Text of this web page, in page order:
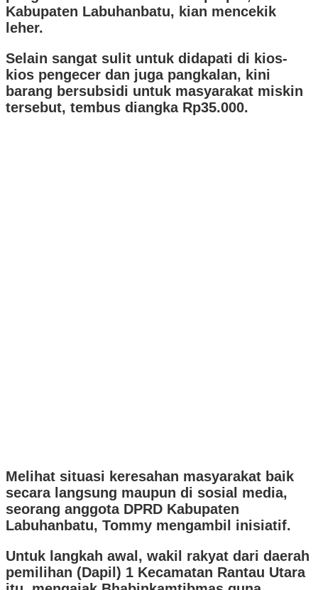
Kabupaten Labuhanbatu, kian mencekik
leher.
Selain sangat sulit untuk didapati di kios-
kios pengecer dan juga pangkalan, kini
barang bersubsidi untuk masyarakat miskin
tersebut, tembus diangka Rp35.000.
Melihat situasi keresahan masyarakat baik
secara langsung maupun di sosial media,
seorang anggota DPRD Kabupaten
Labuhanbatu, Tommy mengambil inisiatif.
Untuk langkah awal, wakil rakyat dari daerah
pemilihan (Dapil) 1 Kecamatan Rantau Utara